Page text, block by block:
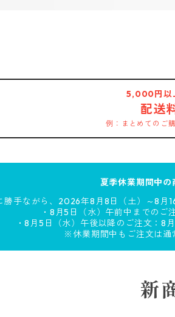
5,000円以
配送
例：まとめてのご
夏季休業期間中の
勝手ながら、2026年8月8日（土）～8月
・8月5日（水）午前中までのご
・8月5日（水）午後以降のご注文：8
※休業期間中もご注文は通
新